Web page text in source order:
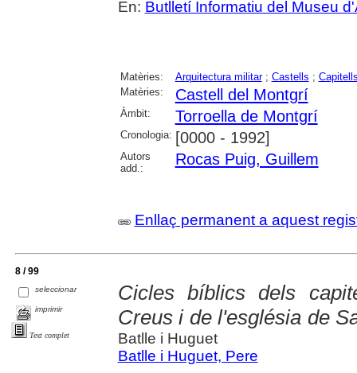
En: Butlletí Informatiu del Museu
Matèries: Arquitectura militar; Castells ;
Matèries:
Castell del Montgrí
Àmbit: Torroella de Montgrí
Cronologia: [0000 - 1992]
Autors
add.:
Rocas Puig, Guillem
Enllaç permanent a aquest
8 / 99
seleccionar
imprimir
Text complet
Cicles bíblics dels
Creus i de l'església de
Batlle i Huguet
Batlle i Huguet, Pere